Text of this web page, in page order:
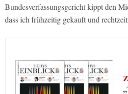
Bundesverfassungsgericht kippt den
dass ich frühzeitig gekauft und